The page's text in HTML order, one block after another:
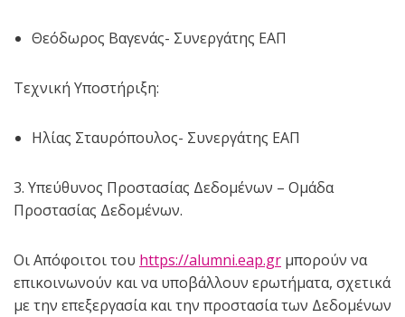
Θεόδωρος Βαγενάς- Συνεργάτης ΕΑΠ
Τεχνική Υποστήριξη:
Ηλίας Σταυρόπουλος- Συνεργάτης ΕΑΠ
3. Υπεύθυνος Προστασίας Δεδομένων – Ομάδα
Προστασίας Δεδομένων.
Οι Απόφοιτοι του https://alumni.eap.gr μπορούν να
επικοινωνούν και να υποβάλλουν ερωτήματα, σχετικά
με την επεξεργασία και την προστασία των Δεδομένων